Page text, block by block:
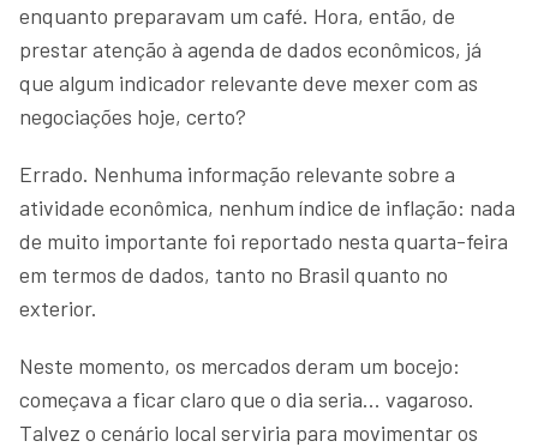
enquanto preparavam um café. Hora, então, de
prestar atenção à agenda de dados econômicos, já
que algum indicador relevante deve mexer com as
negociações hoje, certo?
Errado. Nenhuma informação relevante sobre a
atividade econômica, nenhum índice de inflação: nada
de muito importante foi reportado nesta quarta-feira
em termos de dados, tanto no Brasil quanto no
exterior.
Neste momento, os mercados deram um bocejo:
começava a ficar claro que o dia seria... vagaroso.
Talvez o cenário local serviria para movimentar os